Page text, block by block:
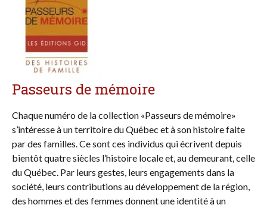
Passeurs de mémoire
Chaque numéro de la collection «Passeurs de mémoire»
s’intéresse à un territoire du Québec et à son histoire faite
par des familles. Ce sont ces individus qui écrivent depuis
bientôt quatre siècles l’histoire locale et, au demeurant, celle
du Québec. Par leurs gestes, leurs engagements dans la
société, leurs contributions au développement de la région,
des hommes et des femmes donnent une identité à un